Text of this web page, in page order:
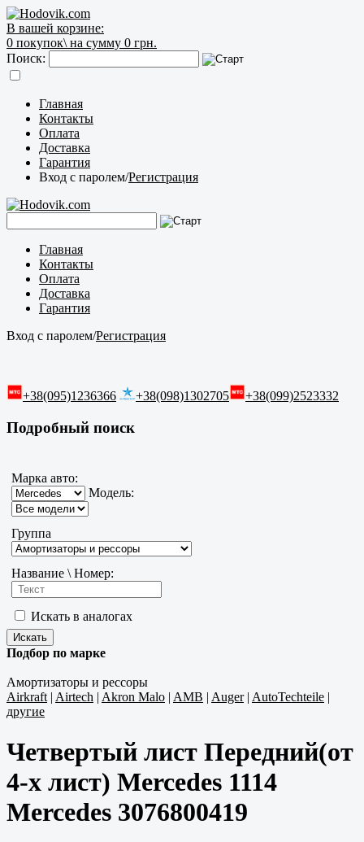
В вашей корзине:
0 покупок\ на сумму 0 грн.
Поиск:
Главная
Контакты
Оплата
Доставка
Гарантия
Вход с паролем/Регистрация
Главная
Контакты
Оплата
Доставка
Гарантия
Вход с паролем/Регистрация
+38(095)1236366 +38(098)1302705 +38(099)2523332
Подробный поиск
Марка авто:
Модель:
Группа
Название \ Номер:
Искать в аналогах
Подбор по марке
Амортизаторы и рессоры
Airkraft| Airtech | Akron Malo | AMB | Auger| AutoTechteile |
другие
Четвертый лист Передний(от
4-х лист) Mercedes 1114
Mercedes 3076800419